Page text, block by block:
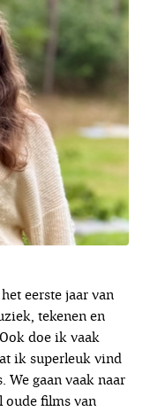
eerste jaar van
tekenen en
doe ik vaak
ik superleuk vind
We gaan vaak naar
oude films van